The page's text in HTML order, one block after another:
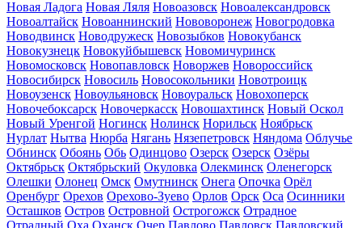
Новая Ладога Новая Ляля Новоазовск Новоалександровск
Новоалтайск Новоаннинский Нововоронеж Новогродовка
Новодвинск Новодружеск Новозыбков Новокубанск
Новокузнецк Новокуйбышевск Новомичуринск
Новомосковск Новопавловск Новоржев Новороссийск
Новосибирск Новосиль Новосокольники Новотроицк
Новоузенск Новоульяновск Новоуральск Новохоперск
Новочебоксарск Новочеркасск Новошахтинск Новый Оскол
Новый Уренгой Ногинск Нолинск Норильск Ноябрьск
Нурлат Нытва Нюрба Нягань Нязепетровск Няндома Облучье
Обнинск Обоянь Обь Одинцово Озерск Озерск Озёры
Октябрьск Октябрьский Окуловка Олекминск Оленегорск
Олешки Олонец Омск Омутнинск Онега Опочка Орёл
Оренбург Орехов Орехово-Зуево Орлов Орск Оса Осинники
Осташков Остров Островной Острогожск Отрадное
Отрадный Оха Оханск Очер Павлово Павловск Павловский